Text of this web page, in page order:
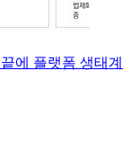
에 플랫폼 생태계